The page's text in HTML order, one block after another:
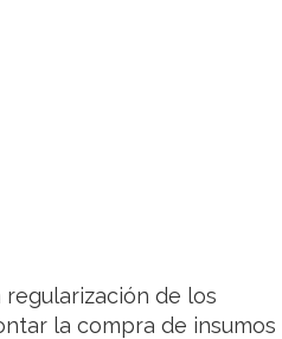
de los
la compra de insumos